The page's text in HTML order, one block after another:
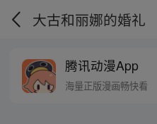
大古和丽娜的婚礼
腾讯动漫App
海量正版漫画畅快看